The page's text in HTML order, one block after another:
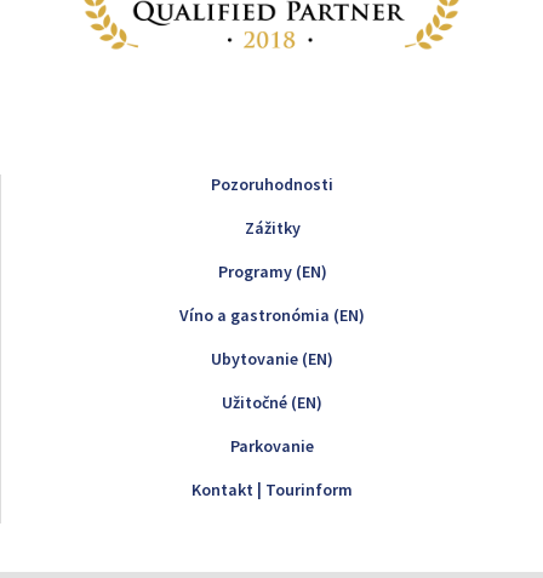
Pozoruhodnosti
Zážitky
Programy (EN)
Víno a gastronómia (EN)
Ubytovanie (EN)
Užitočné (EN)
Parkovanie
Kontakt | Tourinform